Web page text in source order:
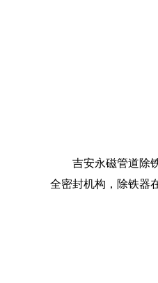
吉安永磁管道除
全密封机构，除铁器